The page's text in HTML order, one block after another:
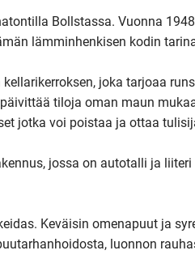
Bollstassa. Vuonna
lämminhenkisen kodin
joka tarjoaa
tiloja oman maun
jotka voi poistaa ja ottaa
jossa on autotalli ja
Keväisin omenapuut ja
luonnon